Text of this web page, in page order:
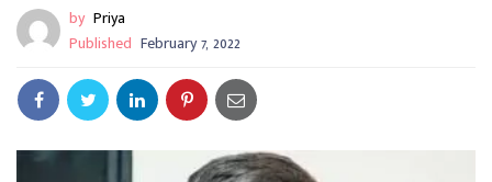
by Priya
Published February 7, 2022